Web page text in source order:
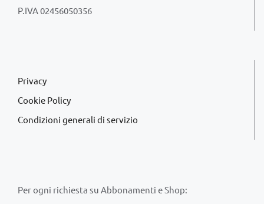
P.IVA 02456050356
Privacy
Cookie Policy
Condizioni generali di servizio
Per ogni richiesta su Abbonamenti e Shop: